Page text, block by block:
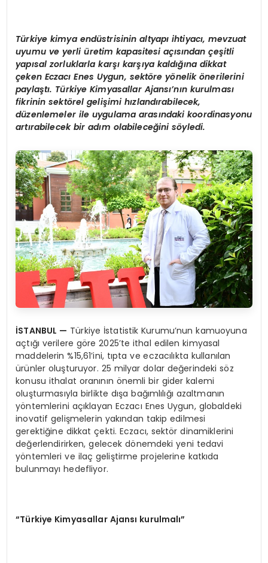
Türkiye kimya endüstrisinin altyapı ihtiyacı, mevzuat
uyumu ve yerli üretim kapasitesi açısından çeşitli
yapısal zorluklarla karşı karşıya kaldığına dikkat
çeken Eczacı Enes Uygun, sektöre yönelik önerilerini
paylaştı. Türkiye Kimyasallar Ajansı’nın kurulması
fikrinin sektörel gelişimi hızlandırabilecek,
düzenlemeler ile uygulama arasındaki koordinasyonu
artırabilecek bir adım olabileceğini söyledi.
İSTANBUL — Türkiye İstatistik Kurumu’nun kamuoyuna
açtığı verilere göre 2025’te ithal edilen kimyasal
maddelerin %15,61’ini, tıpta ve eczacılıkta kullanılan
ürünler oluşturuyor. 25 milyar dolar değerindeki söz
konusu ithalat oranının önemli bir gider kalemi
oluşturmasıyla birlikte dışa bağımlılığı azaltmanın
yöntemlerini açıklayan Eczacı Enes Uygun, globaldeki
inovatif gelişmelerin yakından takip edilmesi
gerektiğine dikkat çekti. Eczacı, sektör dinamiklerini
değerlendirirken, gelecek dönemdeki yeni tedavi
yöntemleri ve ilaç geliştirme projelerine katkıda
bulunmayı hedefliyor.
“Türkiye Kimyasallar Ajansı kurulmalı”